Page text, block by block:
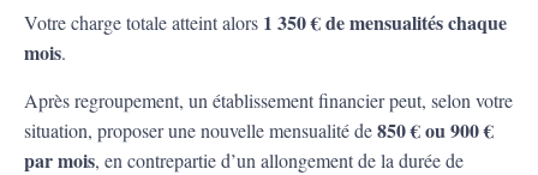
Votre charge totale atteint alors 1 350 € de mensualités chaque
mois.
Après regroupement, un établissement financier peut, selon votre
situation, proposer une nouvelle mensualité de850 € ou 900 €
par mois, en contrepartie d’un allongement de la durée de